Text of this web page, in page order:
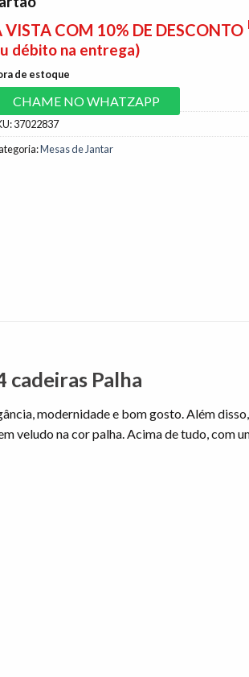
VISTA COM 10% DE DESCONTO
débito na entrega)
de estoque
CHAME NO WHATZAPP
37022837
Mesas de Jantar
Palha
modernidade e bom gosto. Além
veludo na cor palha. Acima de tudo, com